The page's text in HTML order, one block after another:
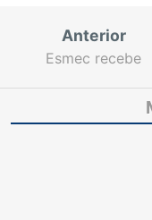
Anterior
Esmec recebe
Uma Jornada
Sertão” em